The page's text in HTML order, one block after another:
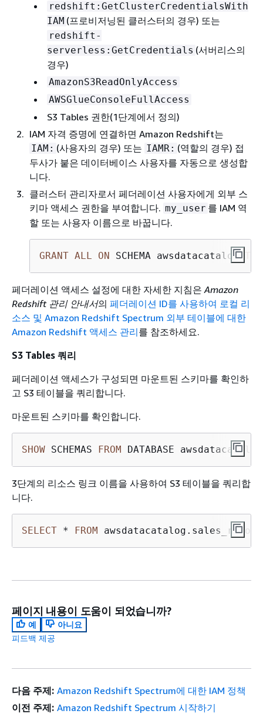
redshift:GetClusterCredentialsWith
IAM (프로비저닝된 클러스터의 경우) 또는
redshift-
serverless:GetCredentials (서버리스의
경우)
AmazonS3ReadOnlyAccess
AWSGlueConsoleFullAccess
S3 Tables 권한(1단계에서 정의)
IAM 자격 증명에 연결하면 Amazon Redshift는
IAM: (사용자의 경우) 또는 IAMR: (역할의 경우) 접
두사가 붙은 데이터베이스 사용자를 자동으로 생성합
니다.
클러스터 관리자로서 페더레이션 사용자에게 외부 스
키마 액세스 권한을 부여합니다. my_user 를 IAM 역
할 또는 사용자 이름으로 바꿉니다.
GRANT ALL ON SCHEMA awsdatacatalog
페더레이션 액세스 설정에 대한 자세한 지침은Amazon
Redshift 관리 안내서의 페더레이션 ID를 사용하여 로컬 리
소스 및 Amazon Redshift Spectrum 외부 테이블에 대한
Amazon Redshift 액세스 관리를 참조하세요.
S3 Tables 쿼리
페더레이션 액세스가 구성되면 마운트된 스키마를 확인하
고 S3 테이블을 쿼리합니다.
마운트된 스키마를 확인합니다.
SHOW SCHEMAS FROM DATABASE
3단계의 리소스 링크 이름을 사용하여 S3 테이블을 쿼리합
니다.
SELECT * FROM
페이지 내용이 도움이 되었습니까?
예
아니요
피드백 제공
다음 주제: Amazon Redshift Spectrum에 대한 IAM 정책
이전 주제: Amazon Redshift Spectrum 시작하기